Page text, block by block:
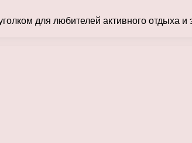
для любителей активного отдыха и